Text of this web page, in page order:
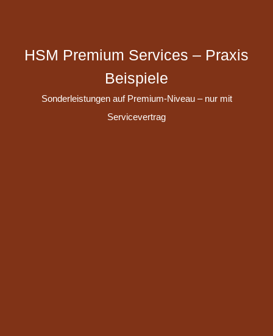
HSM Premium Services – Praxis
Beispiele
Sonderleistungen auf Premium-Niveau – nur mit
Servicevertrag